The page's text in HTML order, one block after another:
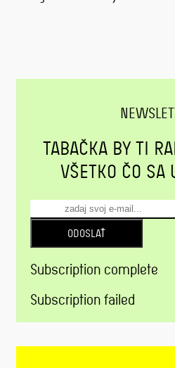
TABAČKA BY TI
VŠETKO ČO SA
ODOSLAŤ
Subscription complete
Subscription failed